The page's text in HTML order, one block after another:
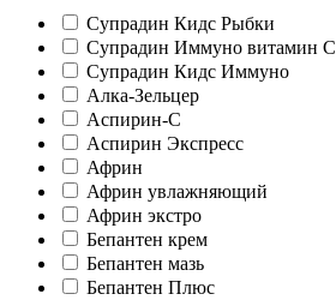
Супрадин Кидс Рыбки
Супрадин Иммуно витамин С
Супрадин Кидс Иммуно
Алка-Зельцер
Аспирин-C
Аспирин Экспресс
Африн
Африн увлажняющий
Африн экстро
Бепантен крем
Бепантен мазь
Бепантен Плюс